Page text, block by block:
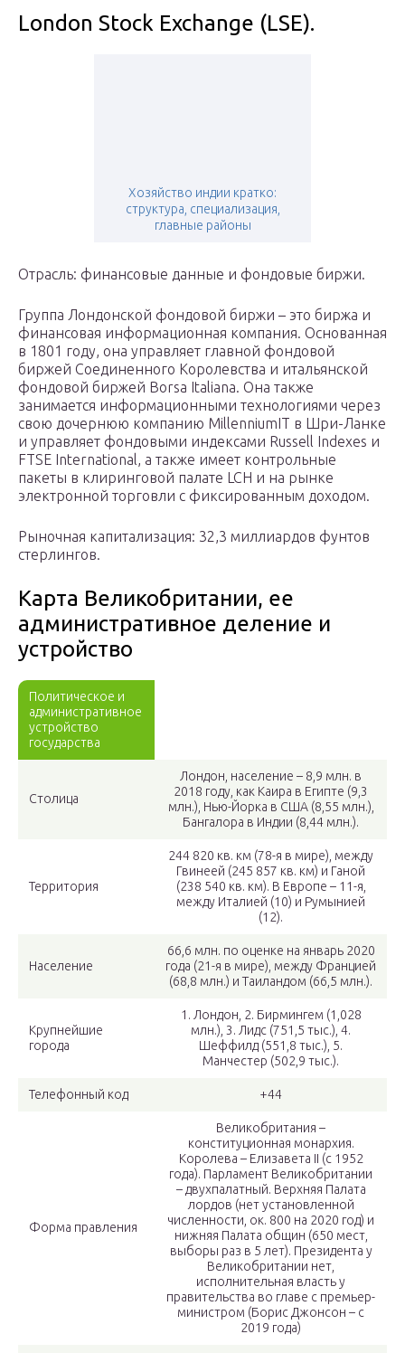
London Stock Exchange (LSE).
Хозяйство индии кратко:
структура, специализация,
главные районы
Отрасль: финансовые данные и фондовые биржи.
Группа Лондонской фондовой биржи – это биржа и
финансовая информационная компания. Основанная
в 1801 году, она управляет главной фондовой
биржей Соединенного Королевства и итальянской
фондовой биржей Borsa Italiana. Она также
занимается информационными технологиями через
свою дочернюю компанию MillenniumIT в Шри-Ланке
и управляет фондовыми индексами Russell Indexes и
FTSE International, а также имеет контрольные
пакеты в клиринговой палате LCH и на рынке
электронной торговли с фиксированным доходом.
Рыночная капитализация: 32,3 миллиардов фунтов
стерлингов.
Карта Великобритании, ее
административное деление и
устройство
Политическое и
административное
устройство
государства
Столица
Лондон, население – 8,9 млн. в
2018 году, как Каира в Египте (9,3
млн.), Нью-Йорка в США (8,55 млн.),
Бангалора в Индии (8,44 млн.).
Территория
244 820 кв. км (78-я в мире), между
Гвинеей (245 857 кв. км) и Ганой
(238 540 кв. км). В Европе – 11-я,
между Италией (10) и Румынией
(12).
Население
66,6 млн. по оценке на январь 2020
года (21-я в мире), между Францией
(68,8 млн.) и Таиландом (66,5 млн.).
Крупнейшие
города
1. Лондон, 2. Бирмингем (1,028
млн.), 3. Лидс (751,5 тыс.), 4.
Шеффилд (551,8 тыс.), 5.
Манчестер (502,9 тыс.).
Телефонный код +44
Форма правления
Великобритания –
конституционная монархия.
Королева – Елизавета II (с 1952
года). Парламент Великобритании
– двухпалатный. Верхняя Палата
лордов (нет установленной
численности, ок. 800 на 2020 год) и
нижняя Палата общин (650 мест,
выборы раз в 5 лет). Президента у
Великобритании нет,
исполнительная власть у
правительства во главе с премьер-
министром (Борис Джонсон – с
2019 года)